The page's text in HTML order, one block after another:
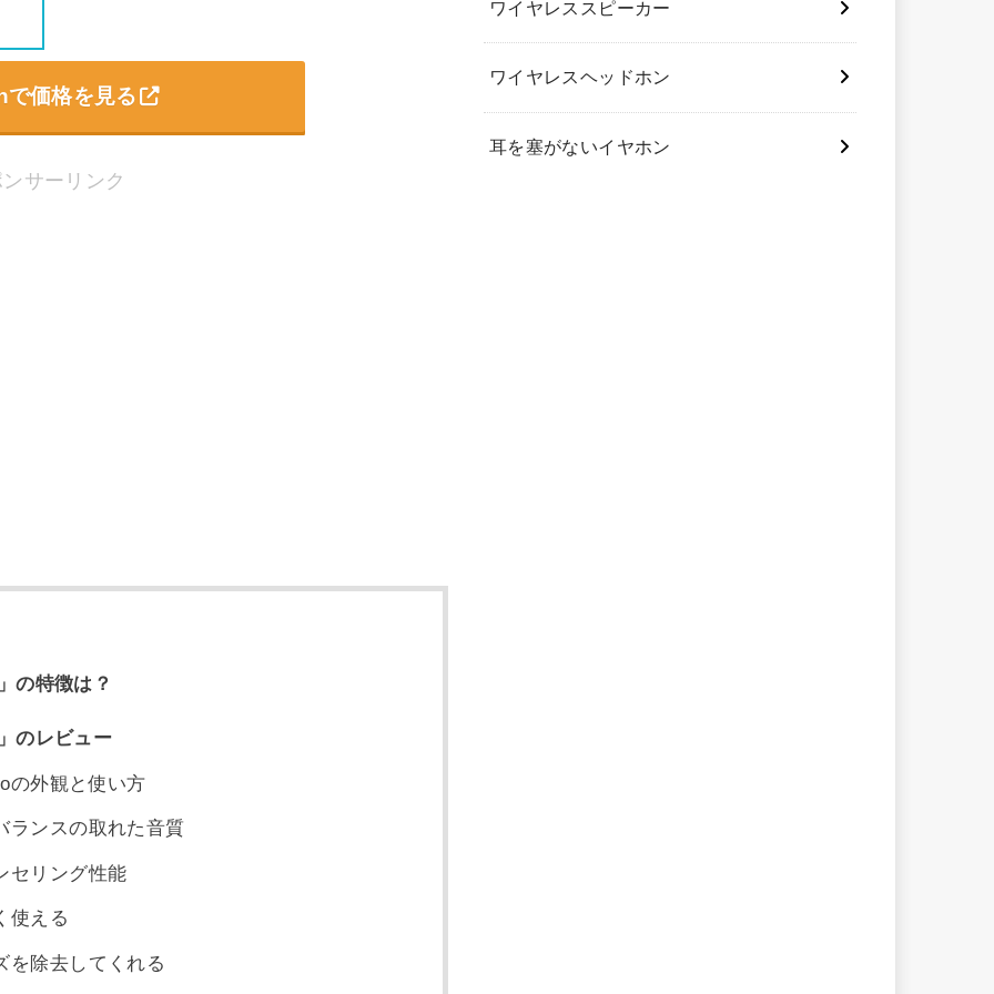
価格を見る
サーリンク
の特徴は？
のレビュー
の外観と使い方
ランスの取れた音質
セリング性能
使える
を除去してくれる
ワイヤレススピーカー
ワイヤレスヘッドホン
耳を塞がないイヤホン